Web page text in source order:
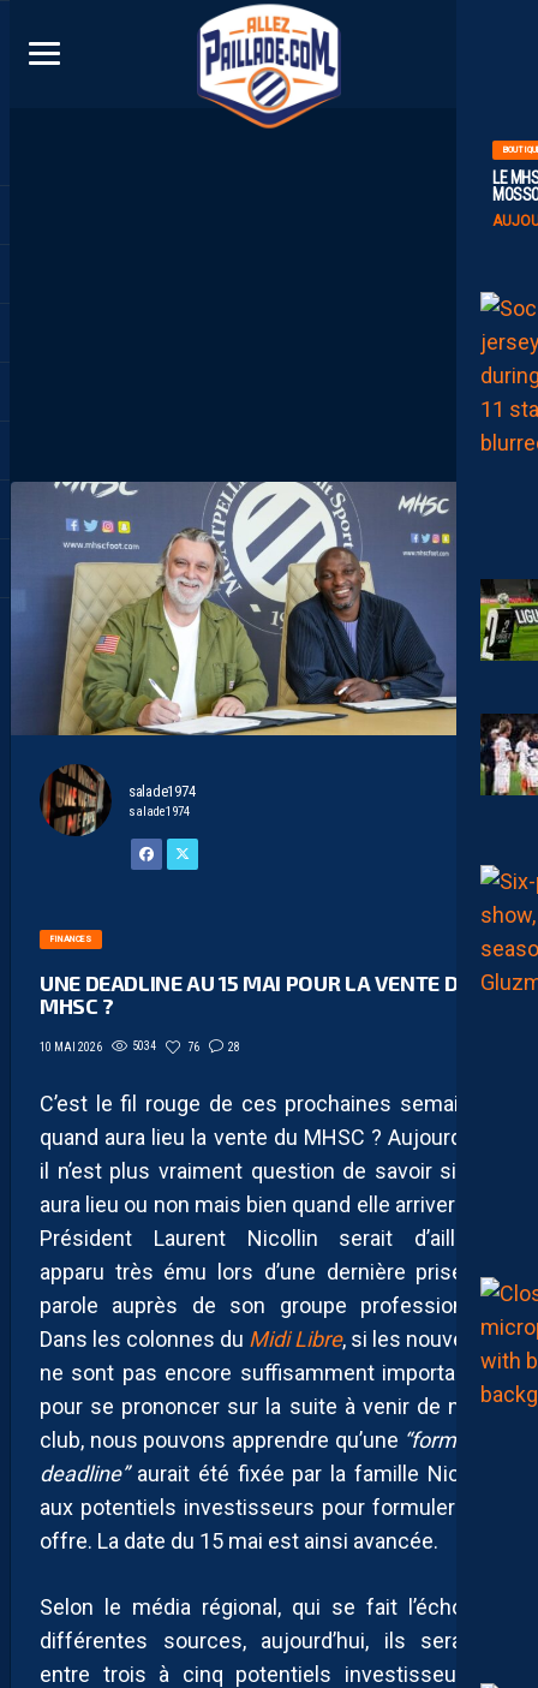
LE
salade1974
salade1974
FINANCES
UNE DEADLINE AU 15 MAI POUR LA VENTE DU
MHSC ?
10 MAI 2026 5034 76 28
C’est le fil rouge de ces prochaines semaines,
quand aura lieu la vente du MHSC ? Aujourd’hui,
il n’est plus vraiment question de savoir si elle
aura lieu ou non mais bien quand elle arrivera. Le
Président Laurent Nicollin serait d’ailleurs
apparu très ému lors d’une dernière prise de
parole auprès de son groupe professionnel.
Dans les colonnes du Midi Libre, si les nouvelles
ne sont pas encore suffisamment importantes
pour se prononcer sur la suite à venir de notre
club, nous pouvons apprendre qu’une “forme de
deadline”aurait été fixée par la famille Nicollin
aux potentiels investisseurs pour formuler une
offre. La date du 15 mai est ainsi avancée.
Selon le média régional, qui se fait l’écho de
différentes sources, aujourd’hui, ils seraient
entre trois à cinq potentiels investisseurs à